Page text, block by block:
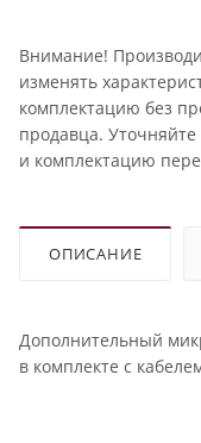
Внимание!
изменять
комплектацию без
продавца.
и комплектацию
ОПИСАНИЕ
Дополнительный
в комплекте с